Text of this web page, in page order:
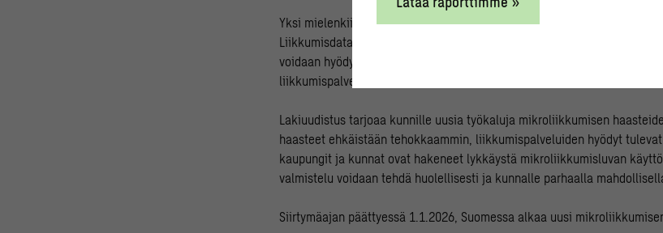
Yksi mielenkiintoinen lupaehto koskee anonymisoidun käyttötiedon
Liikkumisdata tarjoaa kunnalle tietoa paikallisten asukkaiden
voidaan hyödyntää investointi- ja saneeraushankkeiden priorisointiin
liikkumispalveluiden kehittämiseen.
Lakiuudistus tarjoaa kunnille uusia työkaluja mikroliikkumisen
haasteet ehkäistään tehokkaammin, liikkumispalveluiden hyödyt
kaupungit ja kunnat ovat hakeneet lykkäystä mikroliikkumisluvan
valmistelu voidaan tehdä huolellisesti ja kunnalle parhaalla
Siirtymäajan päättyessä 1.1.2026, Suomessa alkaa uusi